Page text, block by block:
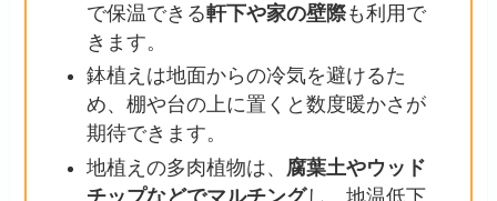
で保温できる軒下や家の壁際も利用で
きます。
鉢植えは地面からの冷気を避けるた
め、棚や台の上に置くと数度暖かさが
期待できます。
地植えの多肉植物は、 腐葉土やウッド
チップなどでマルチングし、地温低下